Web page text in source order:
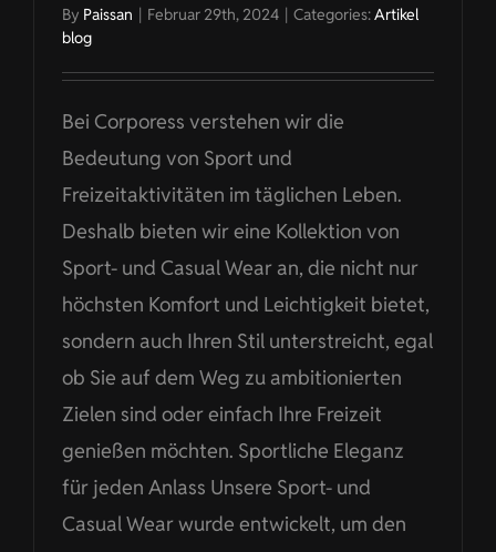
By Paissan | Februar 29th, 2024 | Categories:Artikel
blog
Bei Corporess verstehen wir die
Bedeutung von Sport und
Freizeitaktivitäten im täglichen Leben.
Deshalb bieten wir eine Kollektion von
Sport- und Casual Wear an, die nicht nur
höchsten Komfort und Leichtigkeit bietet,
sondern auch Ihren Stil unterstreicht, egal
ob Sie auf dem Weg zu ambitionierten
Zielen sind oder einfach Ihre Freizeit
genießen möchten. Sportliche Eleganz
für jeden Anlass Unsere Sport- und
Casual Wear wurde entwickelt, um den